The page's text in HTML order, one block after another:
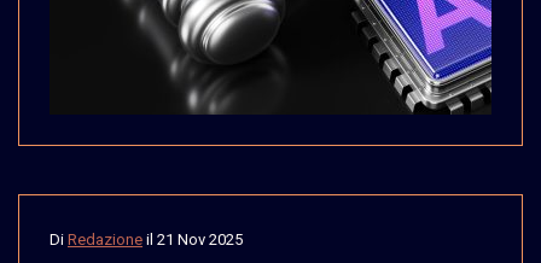
Di Redazione il 21 Nov 2025